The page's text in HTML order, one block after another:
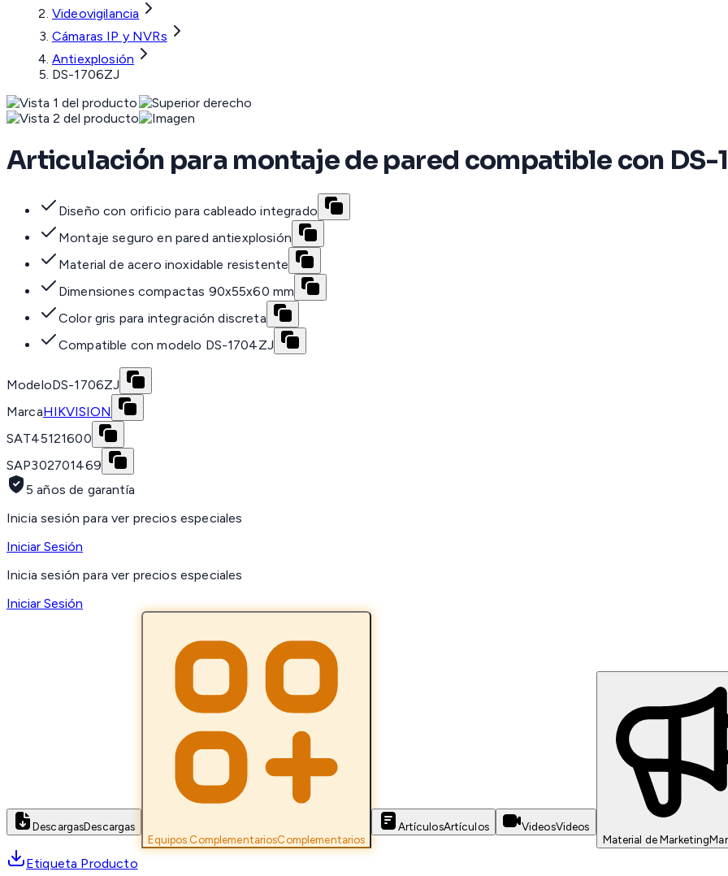
Videovigilancia
Cámaras IP y NVRs
Antiexplosión
DS-1706ZJ
Articulación para montaje de pared compatible con DS-
Diseño con orificio para cableado integrado
Montaje seguro en pared antiexplosión
Material de acero inoxidable resistente
Dimensiones compactas 90x55x60 mm
Color gris para integración discreta
Compatible con modelo DS-1704ZJ
ModeloDS-1706ZJ
MarcaHIKVISION
SAT45121600
SAP302701469
5 años de garantía
Inicia sesión para ver precios especiales
Iniciar Sesión
Inicia sesión para ver precios especiales
Iniciar Sesión
DescargasDescargas
Equipos ComplementariosComplementarios
ArtículosArtículos VideosVideos
Material de Marketing
Etiqueta Producto